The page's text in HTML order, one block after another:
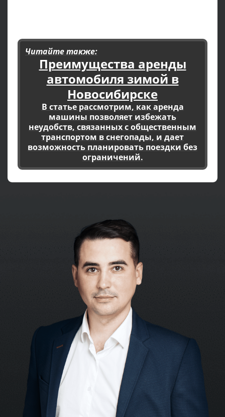
Читайте также:
Преимущества аренды
автомобиля зимой в
Новосибирске
В статье рассмотрим, как аренда
машины позволяет избежать
неудобств, связанных с общественным
транспортом в снегопады, и дает
возможность планировать поездки без
ограничений.